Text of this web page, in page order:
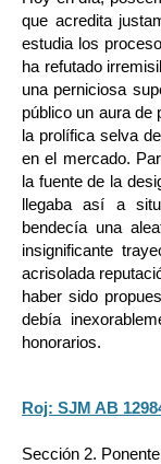
que acredita
estudia los
ha refutado
una perniciosa
público un aura de
la prolífica selva
en el mercado.
la fuente de la
llegaba así a
bendecía una
insignificante
acrisolada
haber sido
debía
honorarios.
Roj: SJM AB
Sección 2.